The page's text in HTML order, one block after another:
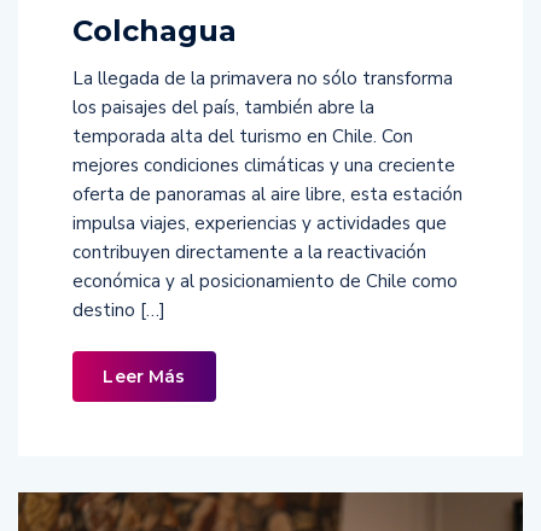
Colchagua
La llegada de la primavera no sólo transforma
los paisajes del país, también abre la
temporada alta del turismo en Chile. Con
mejores condiciones climáticas y una creciente
oferta de panoramas al aire libre, esta estación
impulsa viajes, experiencias y actividades que
contribuyen directamente a la reactivación
económica y al posicionamiento de Chile como
destino […]
Leer Más